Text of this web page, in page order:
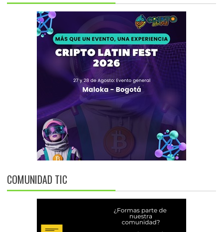
COMUNIDAD TIC